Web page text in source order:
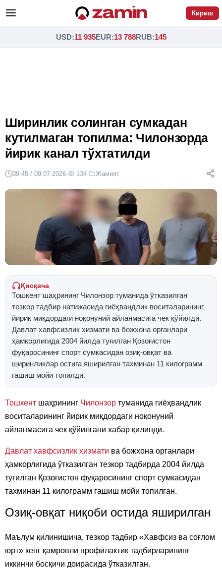
Кириш
USD:11 935EUR:13 788RUB:145
Ширинлик солинган сумкадан
кутилмаган топилма: Чилонзорда
йирик канал тўхтатилди
09:45 / 09.07.2026· 134· Жамият
Қисқача
Тошкент шаҳрининг Чилонзор туманида ўтказилган
тезкор тадбир натижасида гиёҳвандлик воситаларининг
йирик миқдордаги ноқонуний айланмасига чек қўйилди.
Давлат хавфсизлик хизмати ва божхона органлари
ҳамкорлигида 2004 йилда туғилган Қозоғистон
фуқаросининг спорт сумкасидан озиқ-овқат ва
ширинликлар остига яширилган тахминан 11 килограмм
гашиш мойи топилди.
Тошкент шаҳрининг Чилонзор туманида гиёҳвандлик
воситаларининг йирик миқдордаги ноқонуний
айланмасига чек қўйилгани хабар қилинди.
Давлат хавфсизлик хизмати ва божхона органлари
ҳамкорлигида ўтказилган тезкор тадбирда 2004 йилда
туғилган Қозоғистон фуқаросининг спорт сумкасидан
тахминан 11 килограмм гашиш мойи топилган.
Озиқ-овқат ниқоби остида яширилган
Маълум қилинишича, тезкор тадбир «Хавфсиз ва соғлом
юрт» кенг қамровли профилактик тадбирларининг
иккинчи босқичи доирасида ўтказилган.